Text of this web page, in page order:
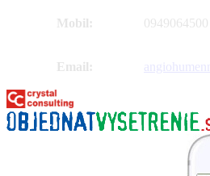
Mobil: 0949064500
Email: